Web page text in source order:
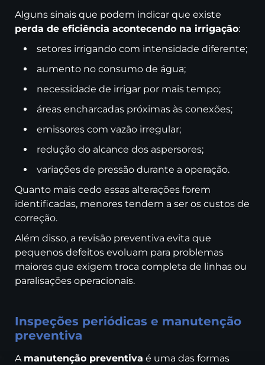
Alguns sinais que podem indicar que existe
perda de eficiência acontecendo na irrigação:
setores irrigando com intensidade diferente;
aumento no consumo de água;
necessidade de irrigar por mais tempo;
áreas encharcadas próximas às conexões;
emissores com vazão irregular;
redução do alcance dos aspersores;
variações de pressão durante a operação.
Quanto mais cedo essas alterações forem
identificadas, menores tendem a ser os custos de
correção.
Além disso, a revisão preventiva evita que
pequenos defeitos evoluam para problemas
maiores que exigem troca completa de linhas ou
paralisações operacionais.
Inspeções periódicas e manutenção
preventiva
A manutenção preventiva é uma das formas